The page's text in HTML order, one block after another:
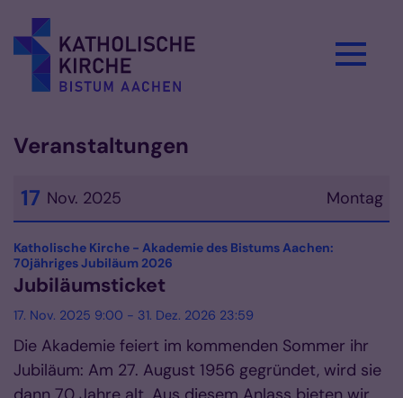
Veranstaltungen
Montag
17 Nov. 2025
Datum: 17. November 2025
Katholische Kirche - Akademie des Bistums Aachen:
70jähriges Jubiläum 2026
Jubiläumsticket
17. Nov. 2025 9:00 - 31. Dez. 2026 23:59
Die Akademie feiert im kommenden Sommer ihr
Jubiläum: Am 27. August 1956 gegründet, wird sie